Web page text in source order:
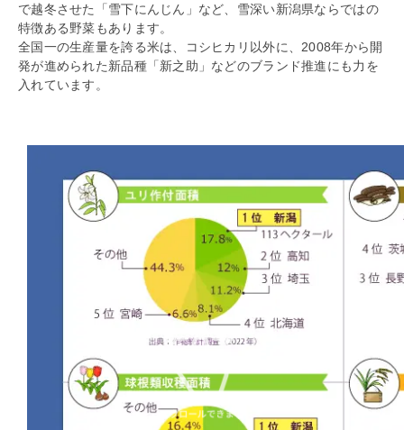
で越冬させた「雪下にんじん」など、雪深い新潟県ならではの
特徴ある野菜もあります。
全国一の生産量を誇る米は、コシヒカリ以外に、2008年から開
発が進められた新品種「新之助」などのブランド推進にも力を
入れています。